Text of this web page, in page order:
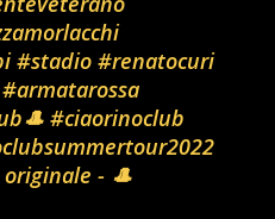
#stadio #renatocuri
#armatarossa
#ciaorinoclub
- 🎩